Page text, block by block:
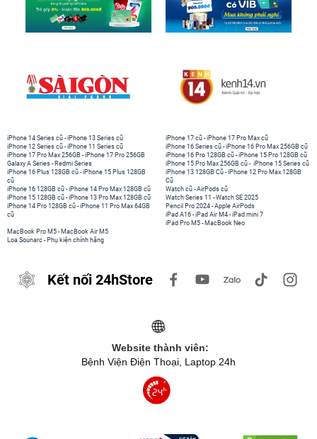
iPhone 14 Series cũ -iPhone 13 Series cũ
iPhone 12 Series cũ -iPhone 11 Series cũ
iPhone 17 Pro Max 256GB -iPhone 17 Pro 256GB
Galaxy A Series - Redmi Series
iPhone 17 cũ -iPhone 17 Pro Max cũ
iPhone 16 Series cũ - iPhone 16 Pro Max 256GB cũ
iPhone 16 Pro 128GB cũ -iPhone 15 Pro 128GB cũ
iPhone 15 Pro Max 256GB cũ - iPhone 15 Series cũ
iPhone 16 Plus 128GB cũ -iPhone 15 Plus 128GB
cũ
iPhone 16 128GB cũ -iPhone 14 Pro Max 128GB cũ
iPhone 15 128GB cũ -iPhone 13 Pro Max 128GB cũ
iPhone 14 Pro 128GB cũ -iPhone 11 Pro Max 64GB
cũ
iPhone 13 128GB Cũ -iPhone 12 Pro Max 128GB
Cũ
Watch cũ -AirPods cũ
Watch Series 11 -Watch SE 2025
Pencil Pro 2024 -Apple AirPods
iPad A16 -iPad Air M4 -iPad mini 7
iPad Pro M5 - MacBook Neo
MacBook Pro M5 - MacBook Air M5
Loa Sounarc - Phụ kiện chính hãng
Kết nối 24hStore
Website thành viên:
Bệnh Viện Điện Thoại, Laptop 24h